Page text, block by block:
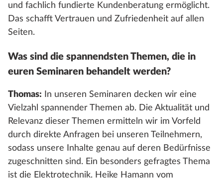
und fachlich fundierte Kundenberatung ermöglicht.
Das schafft Vertrauen und Zufriedenheit auf allen
Seiten.
Was sind die spannendsten Themen, die in
euren Seminaren behandelt werden?
Thomas: In unseren Seminaren decken wir eine
Vielzahl spannender Themen ab. Die Aktualität und
Relevanz dieser Themen ermitteln wir im Vorfeld
durch direkte Anfragen bei unseren Teilnehmern,
sodass unsere Inhalte genau auf deren Bedürfnisse
zugeschnitten sind. Ein besonders gefragtes Thema
ist die Elektrotechnik. Heike Hamann vom